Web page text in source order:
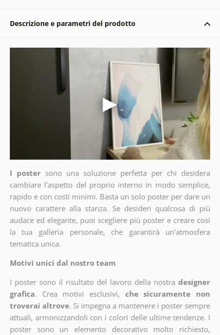
Descrizione e parametri del prodotto
I poster sono una soluzione perfetta per chi desidera
cambiare l'aspetto del proprio interno in modo semplice,
rapido e con costi minimi. Basta un solo poster per dare un
nuovo carattere alla stanza. Se desideri qualcosa di più
audace ed elegante, puoi scegliere più poster e creare così
la tua galleria personale, che garantirà un'atmosfera
tematica unica.
Motivi unici dal nostro team
I poster sono il risultato del lavoro della nostra designer
grafica. Crea motivi esclusivi, che sicuramente non
troverai altrove. Si impegna a mantenere i poster sempre
attuali, armonizzandoli con i colori delle ultime tendenze. I
poster sono un elemento decorativo molto richiesto,